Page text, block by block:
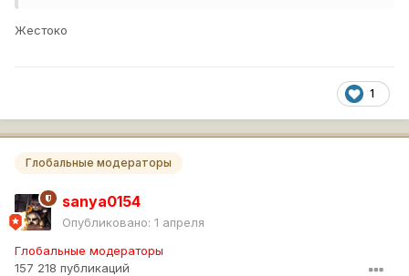
Жестоко
1
Глобальные модераторы
sanya0154
Опубликовано: 1 апреля
Глобальные модераторы
157 218 публикаций